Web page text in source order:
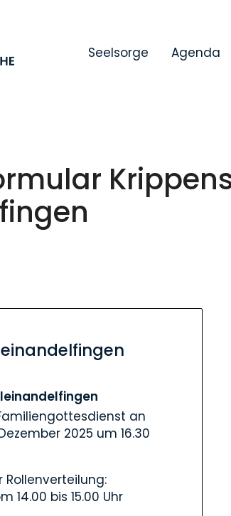
Seelsorge Agenda
an
2025 um 16.30
Rollenverteilung:
14.00 bis 15.00 Uhr